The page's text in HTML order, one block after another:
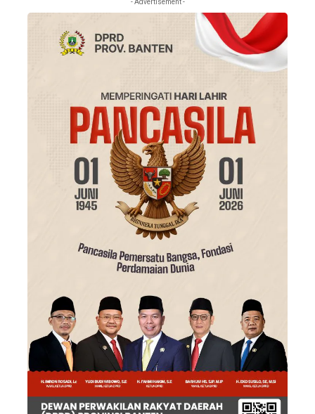
- Advertisement -